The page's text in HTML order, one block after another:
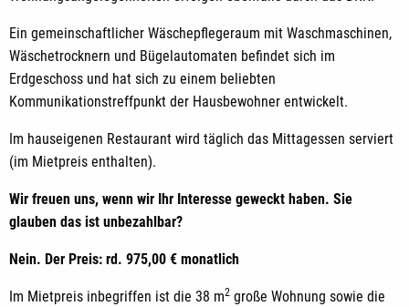
Ein gemeinschaftlicher Wäschepflegeraum mit Waschmaschinen,
Wäschetrocknern und Bügelautomaten befindet sich im
Erdgeschoss und hat sich zu einem beliebten
Kommunikationstreffpunkt der Hausbewohner entwickelt.
Im hauseigenen Restaurant wird täglich das Mittagessen serviert
(im Mietpreis enthalten).
Wir freuen uns, wenn wir Ihr Interesse geweckt haben. Sie
glauben das ist unbezahlbar?
Nein. Der Preis: rd. 975,00 € monatlich
Im Mietpreis inbegriffen ist die 38 m2 große Wohnung sowie die